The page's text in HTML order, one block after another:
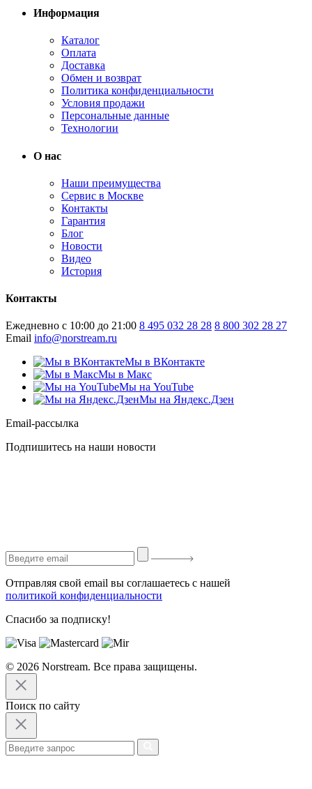
Информация
Каталог
Оплата
Доставка
Обмен и возврат
Политика конфиденциальности
Условия продажи
Персональные данные
Технологии
О нас
Наши преимущества
Сервис в Москве
Контакты
Гарантия
Блог
Новости
Видео
История
Контакты
Ежедневно с 10:00 до 21:00 8 495 032 28 28 8 800 302 28 27
Email info@norstream.ru
Мы в ВКонтакте
Мы в Макс
Мы на YouTube
Мы на Яндекс.Дзен
Email-рассылка
Подпишитесь на наши новости
Отправляя свой email вы соглашаетесь с нашей
политикой конфиденциальности
Спасибо за подписку!
© 2026 Norstream. Все права защищены.
Поиск по сайту